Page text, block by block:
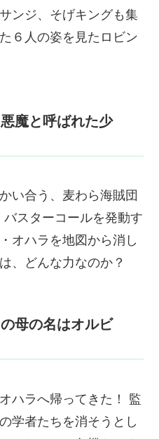
ンジ、そげキングも集
６人の姿を見たロビン
魔と呼ばれた少
い合う、麦わら海賊団
スターコールを発動す
オハラを地図から消し
、どんな力なのか？
母の名はオルビ
ハラへ帰ってきた！ 監
学者たちを消そうとし